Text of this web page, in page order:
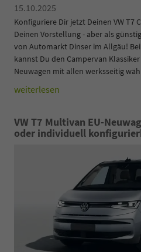
15.10.2025
Konfiguriere Dir jetzt Deinen VW T7
Deinen Vorstellung - aber als
von Automarkt Dinser im Allgäu!
kannst Du den Campervan
Neuwagen mit allen werksseitig
weiterlesen
VW T7 Multivan EU-
oder individuell